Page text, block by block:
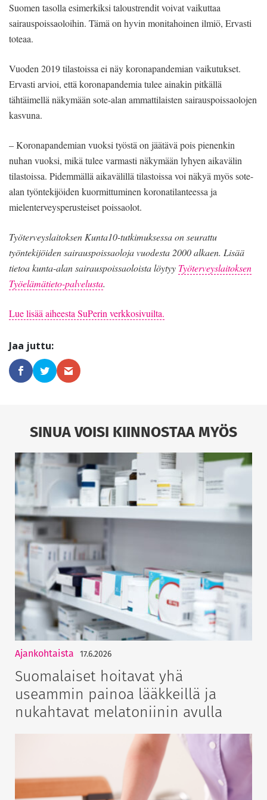
Suomen tasolla esimerkiksi taloustrendit voivat vaikuttaa
sairauspoissaoloihin. Tämä on hyvin monitahoinen ilmiö, Ervasti
toteaa.
Vuoden 2019 tilastoissa ei näy koronapandemian vaikutukset.
Ervasti arvioi, että koronapandemia tulee ainakin pitkällä
tähtäimellä näkymään sote-alan ammattilaisten sairauspoissaolojen
kasvuna.
– Koronapandemian vuoksi työstä on jäätävä pois pienenkin
nuhan vuoksi, mikä tulee varmasti näkymään lyhyen aikavälin
tilastoissa. Pidemmällä aikavälillä tilastoissa voi näkyä myös sote-
alan työntekijöiden kuormittuminen koronatilanteessa ja
mielenterveysperusteiset poissaolot.
Työterveyslaitoksen Kunta10-tutkimuksessa on seurattu
työntekijöiden sairauspoissaoloja vuodesta 2000 alkaen. Lisää
tietoa kunta-alan sairauspoissaoloista löytyy Työterveyslaitoksen
Työelämätieto-palvelusta.
Lue lisää aiheesta SuPerin verkkosivuilta.
SINUA VOISI KIINNOSTAA MYÖS
Ajankohtaista 17.6.2026
Suomalaiset hoitavat yhä
useammin painoa lääkkeillä ja
nukahtavat melatoniinin avulla